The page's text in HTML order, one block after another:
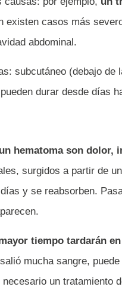
existen casos más
abdominal.
subcutáneo (debajo
durar desde días
hematoma son dolor,
surgidos a partir de
y se reabsorben.
tiempo tardarán
mucha sangre,
un tratamiento